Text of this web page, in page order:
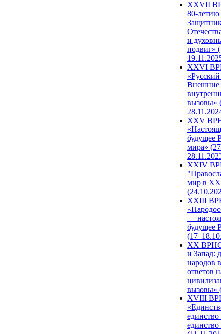
ХХVII
80-
и
подвиг»
XXVI
Внешние
вызовы»
XXV
будущее
мира»
XXIV
мир в
XXIII
—
будущее
XX ВРНС
и Запад:
народов
ответов
вызовы»
XVIII
единство
единство